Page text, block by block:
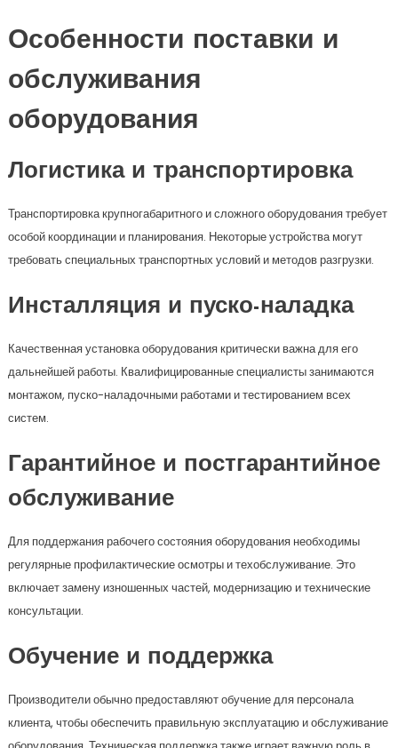
Особенности поставки и
обслуживания
оборудования
Логистика и транспортировка
Транспортировка крупногабаритного и сложного оборудования требует
особой координации и планирования. Некоторые устройства могут
требовать специальных транспортных условий и методов разгрузки.
Инсталляция и пуско-наладка
Качественная установка оборудования критически важна для его
дальнейшей работы. Квалифицированные специалисты занимаются
монтажом, пуско-наладочными работами и тестированием всех
систем.
Гарантийное и постгарантийное
обслуживание
Для поддержания рабочего состояния оборудования необходимы
регулярные профилактические осмотры и техобслуживание. Это
включает замену изношенных частей, модернизацию и технические
консультации.
Обучение и поддержка
Производители обычно предоставляют обучение для персонала
клиента, чтобы обеспечить правильную эксплуатацию и обслуживание